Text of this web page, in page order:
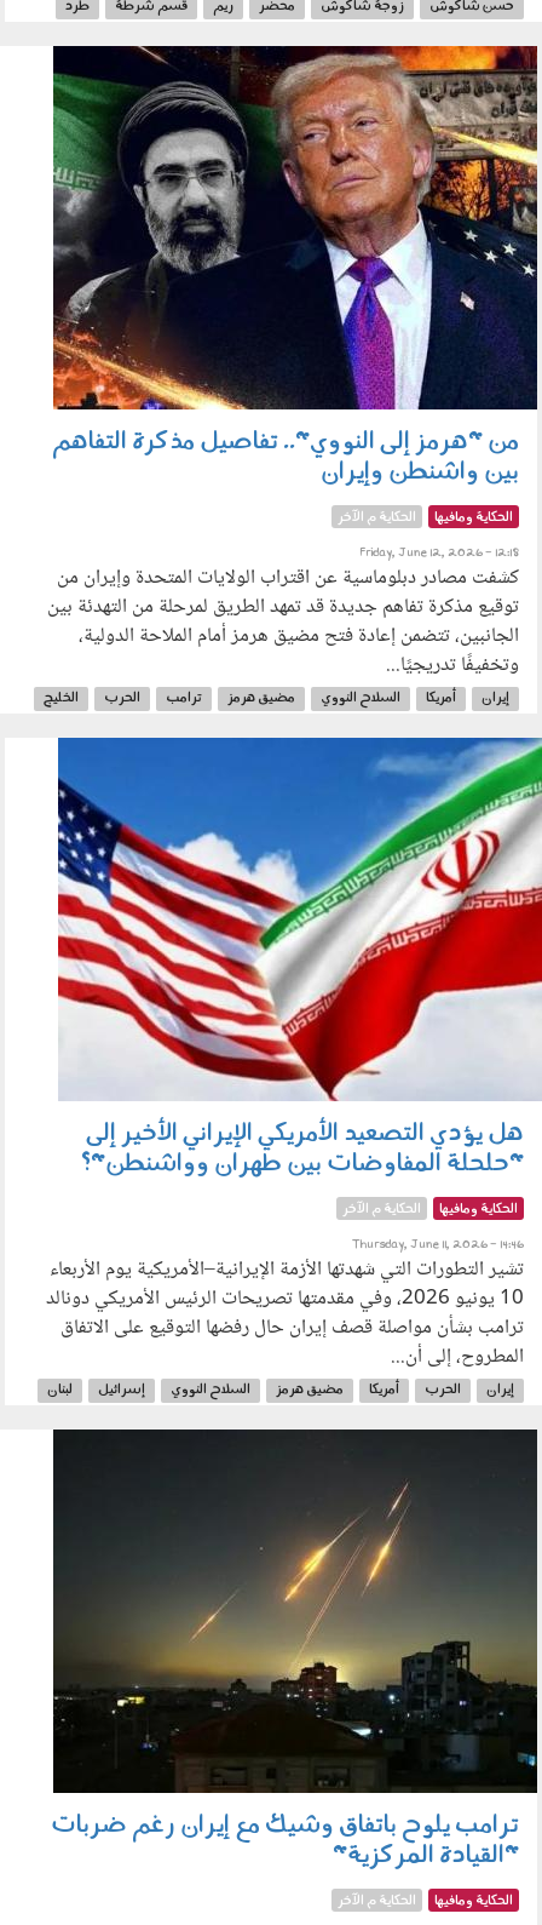
حسن شاكوش زوجة شاكوش محضر ريم قسم شرطة طرد
120601.jpg
من "هرمز إلى النووي".. تفاصيل مذكرة التفاهم
بين واشنطن وإيران
الحكاية ومافيها الحكاية م الآخر
Friday, June 12, 2026 - 12:18
كشفت مصادر دبلوماسية عن اقتراب الولايات المتحدة وإيران من
توقيع مذكرة تفاهم جديدة قد تمهد الطريق لمرحلة من التهدئة بين
الجانبين، تتضمن إعادة فتح مضيق هرمز أمام الملاحة الدولية،
وتخفيفًا تدريجيًا...
إيران أمريكا السلاح النووي مضيق هرمز ترامب الحرب الخليج
110602.jpg
هل يؤدي التصعيد الأمريكي الإيراني الأخير إلى
"حلحلة المفاوضات بين طهران وواشنطن"؟
الحكاية ومافيها الحكاية م الآخر
Thursday, June 11, 2026 - 14:46
تشير التطورات التي شهدتها الأزمة الإيرانية–الأمريكية يوم الأربعاء
10 يونيو 2026، وفي مقدمتها تصريحات الرئيس الأمريكي دونالد
ترامب بشأن مواصلة قصف إيران حال رفضها التوقيع على الاتفاق
المطروح، إلى أن...
إيران الحرب أمريكا مضيق هرمز السلاح النووي إسرائيل
لبنان
ترامب يلوح باتفاق وشيك مع إيران رغم ضربات
"القيادة المركزية"
الحكاية ومافيها الحكاية م الآخر